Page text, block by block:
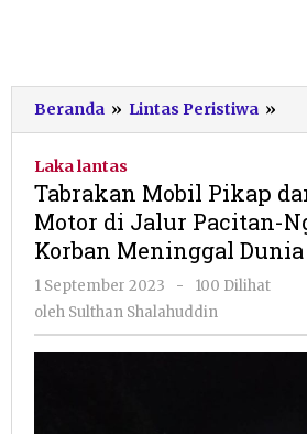
Beranda » Lintas Peristiwa »
di
1
Laka lantas
Tabrakan Mobil Pikap
Motor di Jalur Pacitan-
Korban Meninggal Dunia
1 September 2023
oleh
Sulthan
-
100 Dilihat
oleh Sulthan Shalahuddin